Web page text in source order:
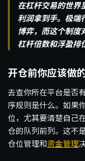
在杠杆交易的世界
利润拿到手。极端
博弈，而这个制度
杠杆倍数和浮盈排
开仓前你应该做
去查你所在平台是否
序规则是什么。如果
位，尤其要清楚自己
仓的队列前列。这不
仓位管理和资金管理